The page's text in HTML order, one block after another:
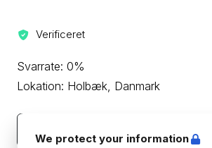
Verificeret
Svarrate: 0%
Lokation: Holbæk, Danmark
We protect your information